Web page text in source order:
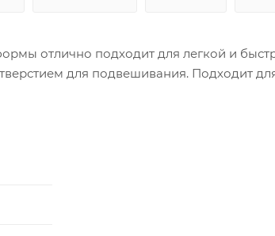
отлично подходит для легкой и
для подвешивания. Подходит